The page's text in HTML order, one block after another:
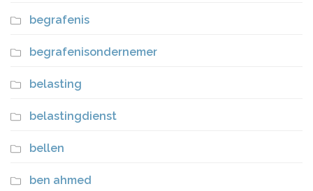
begrafenis
begrafenisondernemer
belasting
belastingdienst
bellen
ben ahmed